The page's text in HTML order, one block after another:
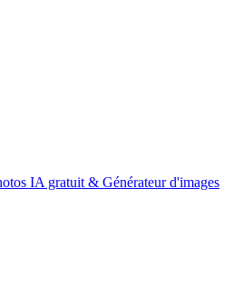
IA gratuit & Générateur d'images